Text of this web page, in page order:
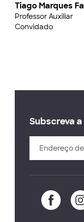
Tiago Marques
Professor Auxiliar
Convidado
Subscreva